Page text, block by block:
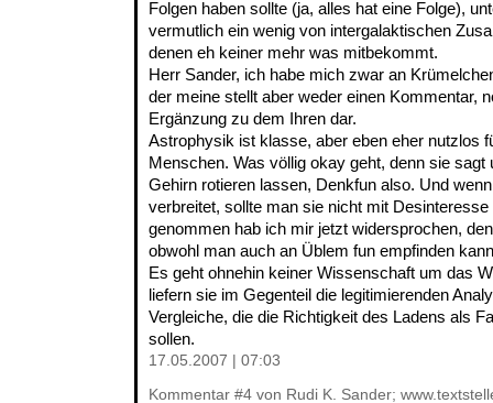
Folgen haben sollte (ja, alles hat eine Folge),
vermutlich ein wenig von intergalaktischen
denen eh keiner mehr was mitbekommt.
Herr Sander, ich habe mich zwar an
der meine stellt aber weder einen Kommentar,
Ergänzung zu dem Ihren dar.
Astrophysik ist klasse, aber eben eher nutzlos
Menschen. Was völlig okay geht, denn sie sagt
Gehirn rotieren lassen, Denkfun also. Und
verbreitet, sollte man sie nicht mit
genommen hab ich mir jetzt widersprochen,
obwohl man auch an Üblem fun empfinden
Es geht ohnehin keiner Wissenschaft um das
liefern sie im Gegenteil die legitimierenden
Vergleiche, die die Richtigkeit des Ladens als
sollen.
17.05.2007 | 07:03
Kommentar #4 von Rudi K. Sander;